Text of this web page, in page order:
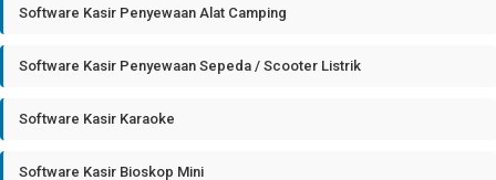
Software Kasir Penyewaan Alat Camping
Software Kasir Penyewaan Sepeda / Scooter Listrik
Software Kasir Karaoke
Software Kasir Bioskop Mini